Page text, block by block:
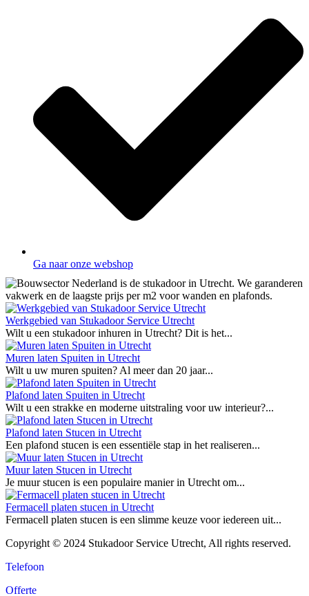
Ga naar onze webshop
Werkgebied van Stukadoor Service Utrecht
Wilt u een stukadoor inhuren in Utrecht? Dit is het...
Muren laten Spuiten in Utrecht
Wilt u uw muren spuiten? Al meer dan 20 jaar...
Plafond laten Spuiten in Utrecht
Wilt u een strakke en moderne uitstraling voor uw interieur?...
Plafond laten Stucen in Utrecht
Een plafond stucen is een essentiële stap in het realiseren...
Muur laten Stucen in Utrecht
Je muur stucen is een populaire manier in Utrecht om...
Fermacell platen stucen in Utrecht
Fermacell platen stucen is een slimme keuze voor iedereen uit...
Copyright © 2024 Stukadoor Service Utrecht, All rights reserved.
Telefoon
Offerte